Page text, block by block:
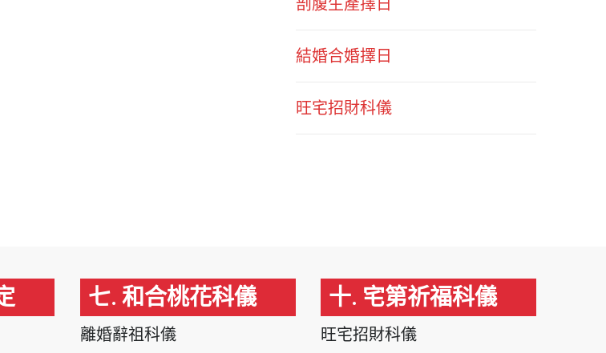
結婚合婚擇日
旺宅招財科儀
七. 和合桃花科儀
離婚辭祖科儀
十. 宅第祈福科儀
旺宅招財科儀